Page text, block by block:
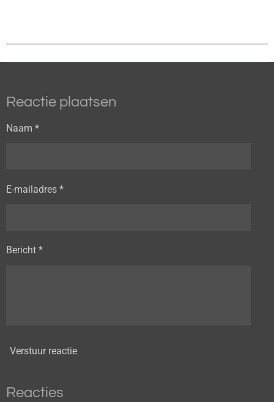
Reactie plaatsen
Naam *
E-mailadres *
Bericht *
Verstuur reactie
Reacties